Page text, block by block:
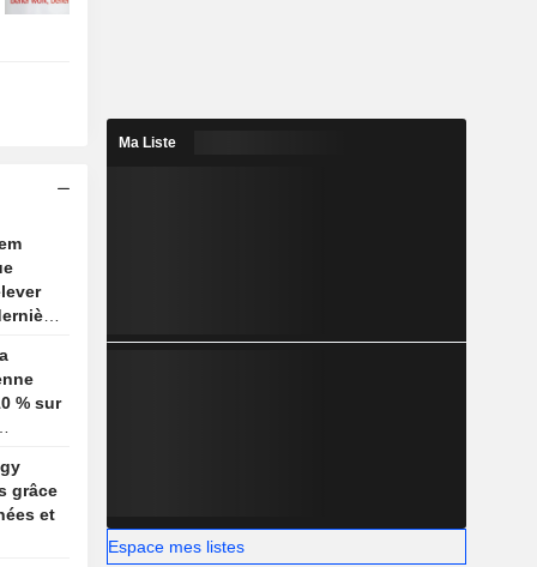
% sur
grâce
et
Ma Liste
Espace mes listes